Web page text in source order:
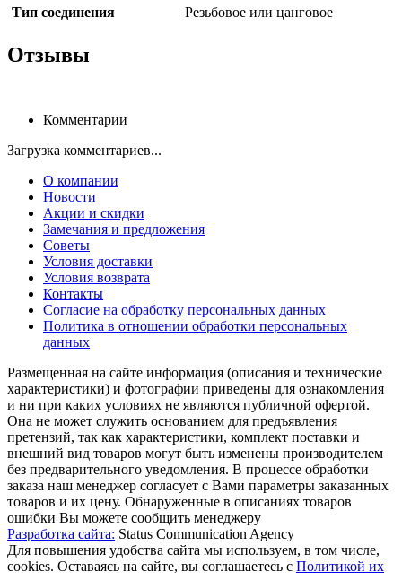
Тип соединения
Резьбовое или цанговое
Отзывы
Комментарии
Загрузка комментариев...
О компании
Новости
Акции и скидки
Замечания и предложения
Советы
Условия доставки
Условия возврата
Контакты
Согласие на обработку персональных данных
Политика в отношении обработки персональных
данных
Размещенная на сайте информация (описания и технические
характеристики) и фотографии приведены для ознакомления
и ни при каких условиях не являются публичной офертой.
Она не может служить основанием для предъявления
претензий, так как характеристики, комплект поставки и
внешний вид товаров могут быть изменены производителем
без предварительного уведомления. В процессе обработки
заказа наш менеджер согласует с Вами параметры заказанных
товаров и их цену. Обнаруженные в описаниях товаров
ошибки Вы можете сообщить менеджеру
Разработка сайта: Status Communication Agency
Для повышения удобства сайта мы используем, в том числе,
cookies. Оставаясь на сайте, вы соглашаетесь с Политикой их